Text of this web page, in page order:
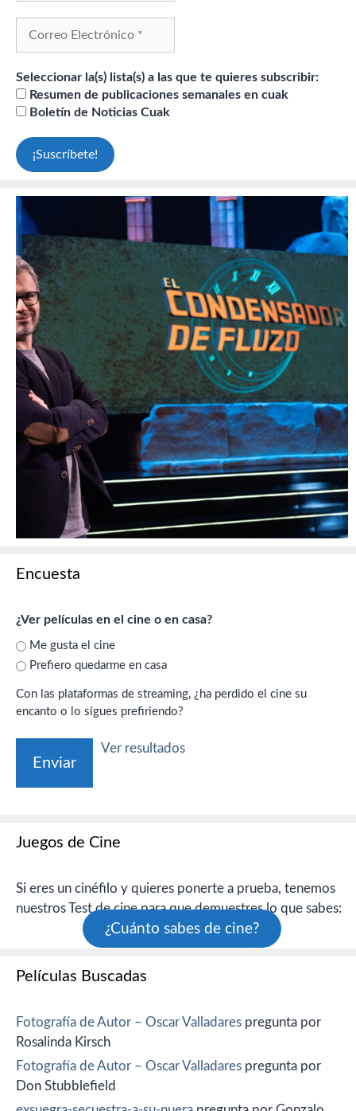
Seleccionar la(s) lista(s) a las que te quieres subscribir:
Resumen de publicaciones semanales en cuak
Boletín de Noticias Cuak
Encuesta
¿Ver películas en el cine o en casa?
Me gusta el cine
Prefiero quedarme en casa
Con las plataformas de streaming, ¿ha perdido el cine su
encanto o lo sigues prefiriendo?
Ver resultados
Juegos de Cine
Si eres un cinéfilo y quieres ponerte a prueba, tenemos
nuestros Test de cine para que demuestres lo que sabes:
¿Cuánto sabes de cine?
Películas Buscadas
Fotografía de Autor – Oscar Valladares pregunta por
Rosalinda Kirsch
Fotografía de Autor – Oscar Valladares pregunta por
Don Stubblefield